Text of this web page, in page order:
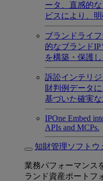
ータ、直感的
ビスにより、
ブランドライ
的なブランド
を構築・保護
訴訟インテリジ
財判例データ
基づいた確実
IPOne Embed
APIs and MCPs.
知財管理ソフトウ
業務パフォーマンス
ランド資産ポートフ